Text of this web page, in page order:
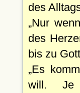
des
Nur
des
bis zu
Es
will.